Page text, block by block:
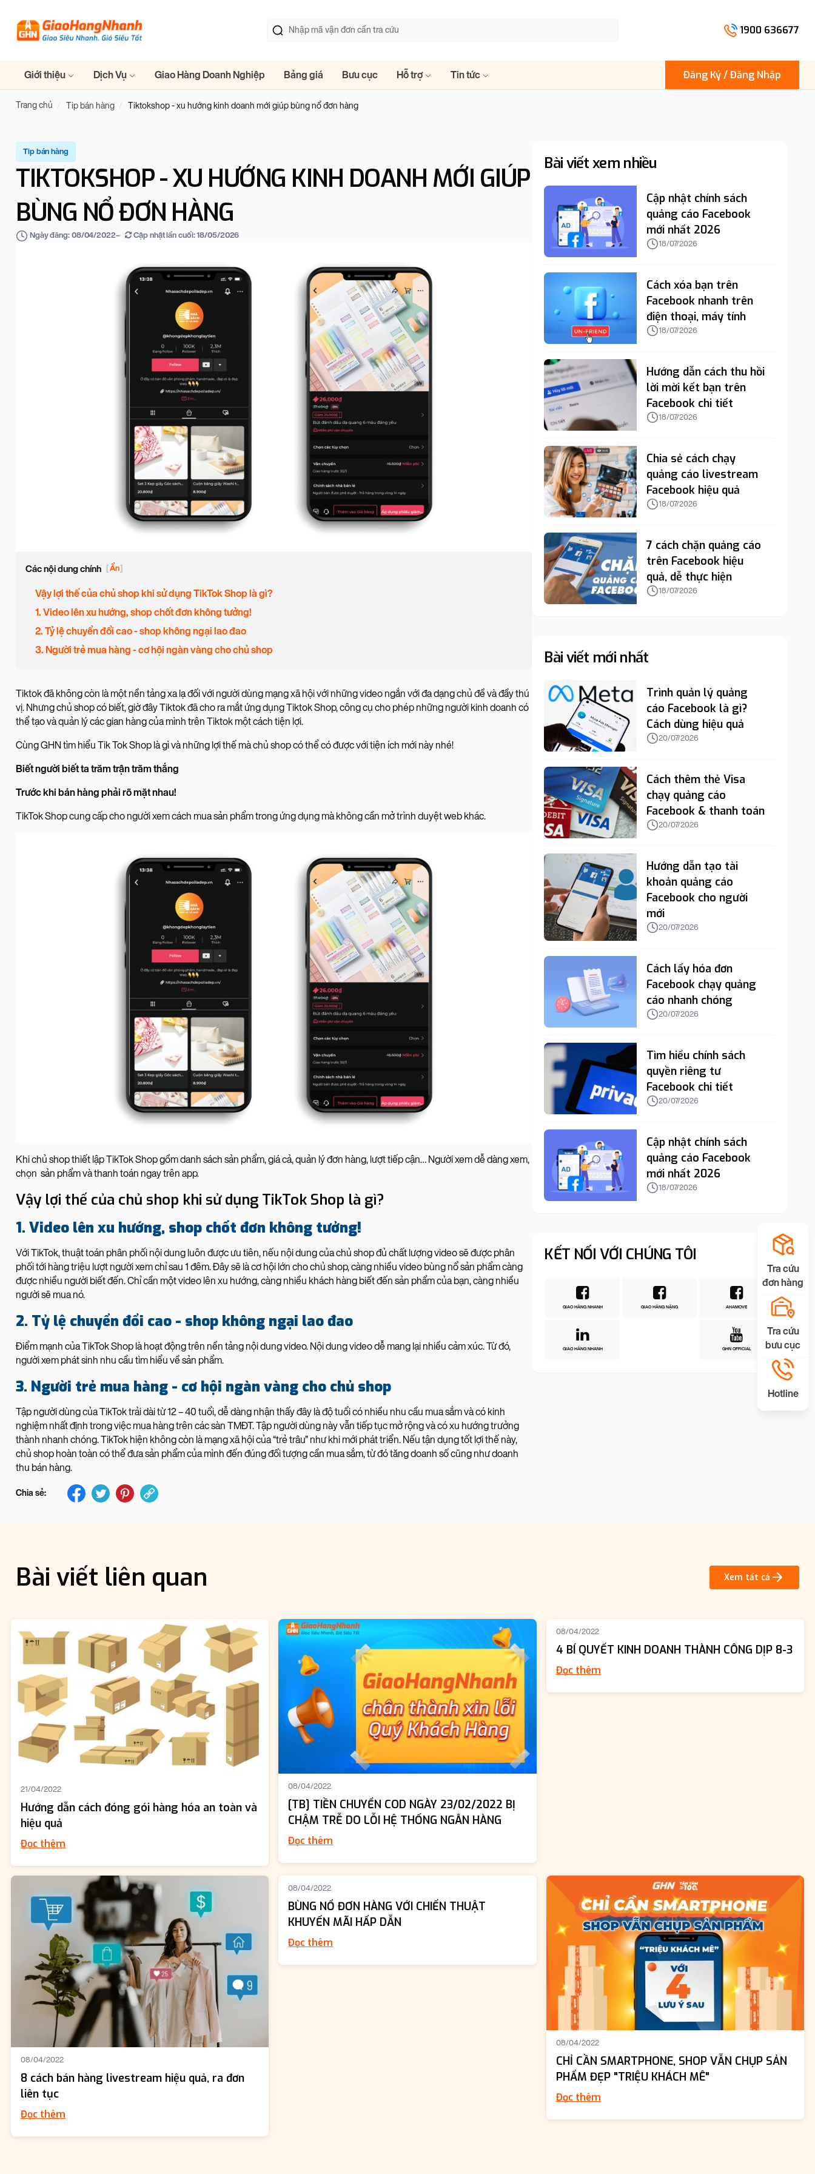
1900 636677
Giới thiệu Dịch Vụ Giao Hàng Doanh Nghiệp Bảng giá Bưu cục Hỗ trợ Tin tức Đăng Ký / Đăng Nhập
Trang chủ Tip bán hàng Tiktokshop - xu hướng kinh doanh mới giúp bùng nổ đơn hàng
Tip bán hàng
TIKTOKSHOP - XU HƯỚNG KINH DOANH MỚI GIÚP
BÙNG NỔ ĐƠN HÀNG
Ngày đăng: 08/04/2022– Cập nhật lần cuối:18/05/2026
Các nội dung chính [Ẩn]
Vậy lợi thế của chủ shop khi sử dụng TikTok Shop là gì?
1️. Video lên xu hướng, shop chốt đơn không tưởng!
2️. Tỷ lệ chuyển đổi cao - shop không ngại lao đao
3️. Người trẻ mua hàng - cơ hội ngàn vàng cho chủ shop
Tiktok đã không còn là một nền tảng xa lạ đối với người dùng mạng xã hội với những video ngắn với đa dạng chủ đề và đầy thú
vị. Nhưng chủ shop có biết, giờ đây Tiktok đã cho ra mắt ứng dụng Tiktok Shop, công cụ cho phép những người kinh doanh có
thể tạo và quản lý các gian hàng của mình trên Tiktok một cách tiện lợi.
Cùng GHN tìm hiểu Tik Tok Shop là gì và những lợi thế mà chủ shop có thể có được với tiện ích mới này nhé!
Biết người biết ta trăm trận trăm thắng
Trước khi bán hàng phải rõ mặt nhau!
TikTok Shop cung cấp cho người xem cách mua sản phẩm trong ứng dụng mà không cần mở trình duyệt web khác.
Khi chủ shop thiết lập TikTok Shop gồm danh sách sản phẩm, giá cả, quản lý đơn hàng, lượt tiếp cận… Người xem dễ dàng xem,
chọn sản phẩm và thanh toán ngay trên app.
Vậy lợi thế của chủ shop khi sử dụng TikTok Shop là gì?
1️. Video lên xu hướng, shop chốt đơn không tưởng!
Với TikTok, thuật toán phân phối nội dung luôn được ưu tiên, nếu nội dung của chủ shop đủ chất lượng video sẽ được phân
phối tới hàng triệu lượt người xem chỉ sau 1 đêm. Đây sẽ là cơ hội lớn cho chủ shop, càng nhiều video bùng nổ sản phẩm càng
được nhiều người biết đến. Chỉ cần một video lên xu hướng, càng nhiều khách hàng biết đến sản phẩm của bạn, càng nhiều
người sẽ mua nó.
2️. Tỷ lệ chuyển đổi cao - shop không ngại lao đao
Điểm mạnh của TikTok Shop là hoạt động trên nền tảng nội dung video. Nội dung video dễ mang lại nhiều cảm xúc. Từ đó,
người xem phát sinh nhu cầu tìm hiểu về sản phẩm.
3️. Người trẻ mua hàng - cơ hội ngàn vàng cho chủ shop
Tập người dùng của TikTok trải dài từ 12 – 40 tuổi, dễ dàng nhận thấy đây là độ tuổi có nhiều nhu cầu mua sắm và có kinh
nghiệm nhất định trong việc mua hàng trên các sàn TMĐT. Tập người dùng này vẫn tiếp tục mở rộng và có xu hướng trưởng
thành nhanh chóng. TikTok hiện không còn là mạng xã hội của “trẻ trâu” như khi mới phát triển. Nếu tận dụng tốt lợi thế này,
chủ shop hoàn toàn có thể đưa sản phẩm của mình đến đúng đối tượng cần mua sắm, từ đó tăng doanh số cũng như doanh
thu bán hàng.
Chia sẻ:
Bài viết xem nhiều
Cập nhật chính sách
quảng cáo Facebook
mới nhất 2026
18/07/2026
Cách xóa bạn trên
Facebook nhanh trên
điện thoại, máy tính
18/07/2026
Hướng dẫn cách thu hồi
lời mời kết bạn trên
Facebook chi tiết
18/07/2026
Chia sẻ cách chạy
quảng cáo livestream
Facebook hiệu quả
18/07/2026
7 cách chặn quảng cáo
trên Facebook hiệu
quả, dễ thực hiện
18/07/2026
Bài viết mới nhất
Trình quản lý quảng
cáo Facebook là gì?
Cách dùng hiệu quả
20/07/2026
Cách thêm thẻ Visa
chạy quảng cáo
Facebook & thanh toán
20/07/2026
Hướng dẫn tạo tài
khoản quảng cáo
Facebook cho người
mới
20/07/2026
Cách lấy hóa đơn
Facebook chạy quảng
cáo nhanh chóng
20/07/2026
Tìm hiểu chính sách
quyền riêng tư
Facebook chi tiết
20/07/2026
Cập nhật chính sách
quảng cáo Facebook
mới nhất 2026
18/07/2026
KẾT NỐI VỚI CHÚNG TÔI
GIAO HÀNG NHANH GIAO HÀNG NẶNG AHAMOVE
GIAO HÀNG NHANH GHN OFFICIAL
Bài viết liên quan Xem tất cả
21/04/2022
Hướng dẫn cách đóng gói hàng hóa an toàn và
hiệu quả
Đọc thêm
08/04/2022
[TB] TIỀN CHUYỂN COD NGÀY 23/02/2022 BỊ
CHẬM TRỄ DO LỖI HỆ THỐNG NGÂN HÀNG
Đọc thêm
08/04/2022
4 BÍ QUYẾT KINH DOANH THÀNH CÔNG DỊP 8-3
Đọc thêm
08/04/2022
8 cách bán hàng livestream hiệu quả, ra đơn
liên tục
Đọc thêm
08/04/2022
BÙNG NỔ ĐƠN HÀNG VỚI CHIẾN THUẬT
KHUYẾN MÃI HẤP DẪN
Đọc thêm
08/04/2022
CHỈ CẦN SMARTPHONE, SHOP VẪN CHỤP SẢN
PHẨM ĐẸP "TRIỆU KHÁCH MÊ"
Đọc thêm
Tra cứu
đơn hàng
Tra cứu
bưu cục
Hotline